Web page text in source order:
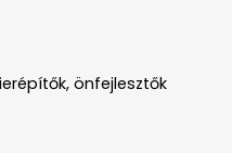
önfejlesztők